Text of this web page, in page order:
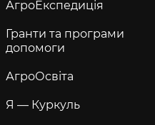
АгроЕкспедиція
Гранти та програми
допомоги
АгроОсвіта
Я — Куркуль